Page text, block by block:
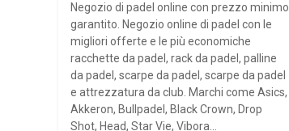
Negozio di padel online con prezzo minimo
garantito. Negozio online di padel con le
migliori offerte e le più economiche
racchette da padel, rack da padel, palline
da padel, scarpe da padel, scarpe da padel
e attrezzatura da club. Marchi come Asics,
Akkeron, Bullpadel, Black Crown, Drop
Shot, Head, Star Vie, Vibora...